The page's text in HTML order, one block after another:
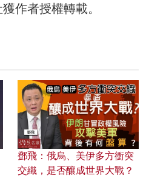
作者授權轉載。
鄧飛：俄烏、美伊多方衝突
交織，是否釀成世界大戰？